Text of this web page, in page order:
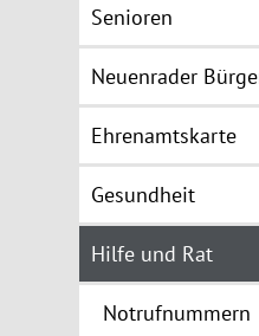
Senioren
Neuenrader
Ehrenamtskarte
Gesundheit
Hilfe und Rat
Notrufnummern